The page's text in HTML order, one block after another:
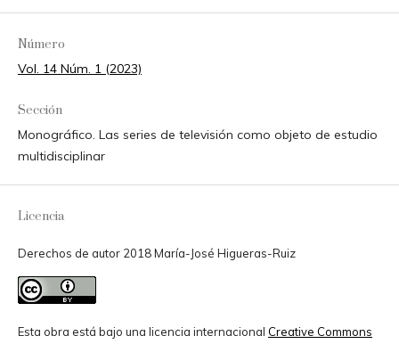
Número
Vol. 14 Núm. 1 (2023)
Sección
Monográfico. Las series de televisión como objeto de estudio
multidisciplinar
Licencia
Derechos de autor 2018 María-José Higueras-Ruiz
Esta obra está bajo una licencia internacional Creative Commons